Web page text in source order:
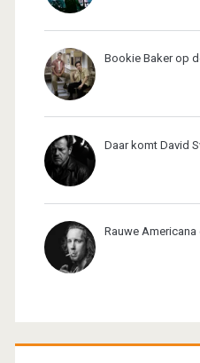
Bookie Baker op
Daar komt David
Rauwe